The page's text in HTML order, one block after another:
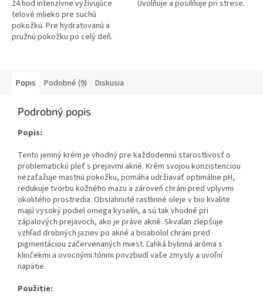
24 hod intenzívne vyživujúce
telové mlieko pre suchú
pokožku. Pre hydratovanú a
pružnú pokožku po celý deň.
Uvolňuje a posilňuje pri strese.
Popis Podobné (9) Diskusia
Podrobný popis
Popis:
Tento jemný krém je vhodný pre každodennú starostlivosť o
problematickú pleť s prejavmi akné. Krém svojou konzistenciou
nezaťažuje mastnú pokožku, pomáha udržiavať optimálne pH,
redukuje tvorbu kožného mazu a zároveň chráni pred vplyvmi
okolitého prostredia. Obsiahnuté rastlinné oleje v bio kvalite
majú vysoký podiel omega kyselín, a sú tak vhodné pri
zápalových prejavoch, ako je práve akné. Skvalan zlepšuje
vzhľad drobných jaziev po akné a bisabolol chráni pred
pigmentáciou začervenaných miest. Ľahká bylinná aróma s
klinčekmi a ovocnými tónmi povzbudí vaše zmysly a uvoľní
napätie.
Použitie: